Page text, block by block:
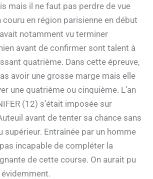
mais il ne faut pas perdre de vue
couru en région parisienne en début
notamment vu terminer
avant de confirmer sont talent à
quatrième. Dans cette épreuve,
avoir une grosse marge mais elle
une quatrième ou cinquième. L’an
(12) s’était imposée sur
avant de tenter sa chance sans
supérieur. Entraînée par un homme
pas incapable de compléter la
de cette course. On aurait pu
évidemment.